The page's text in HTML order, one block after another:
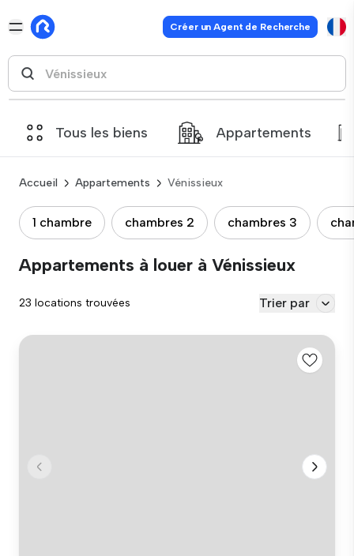
Créer un Agent de Recherche
Tous les biens Appartements
Accueil Appartements Vénissieux
1 chambre chambres 2 chambres 3
Appartements à louer à Vénissieux
23 locations trouvées Trier par